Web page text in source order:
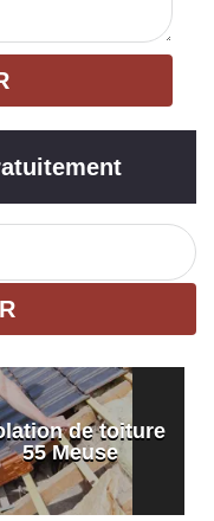
de toiture
55 Meuse